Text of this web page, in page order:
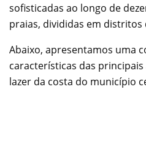
sofisticadas ao longo de
praias, divididas em
Abaixo, apresentamos uma
características das
lazer da costa do município